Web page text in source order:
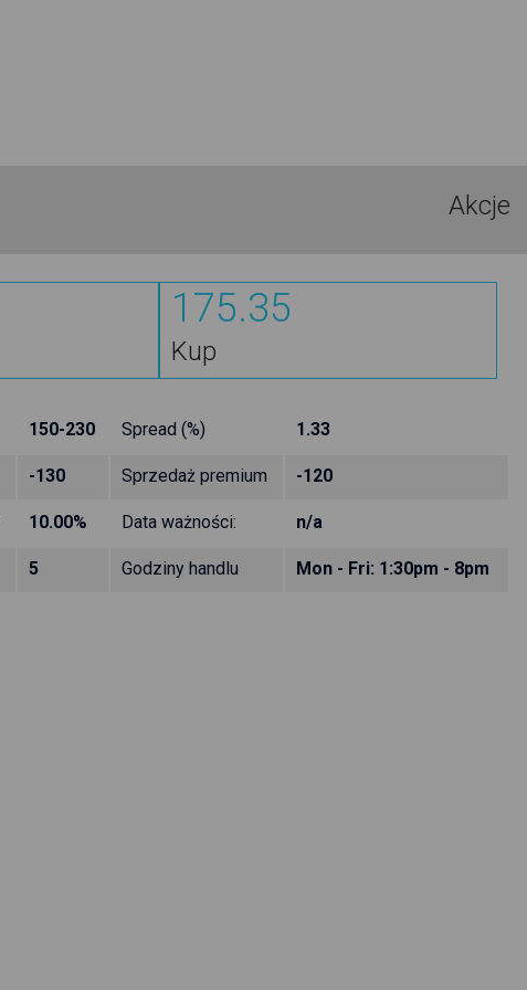
Akcje
175.35
Kup
150-230 Spread (%) 1.33
-130 Sprzedaż premium -120
10.00% Data ważności: n/a
5 Godziny handlu Mon - Fri: 1:30pm - 8pm